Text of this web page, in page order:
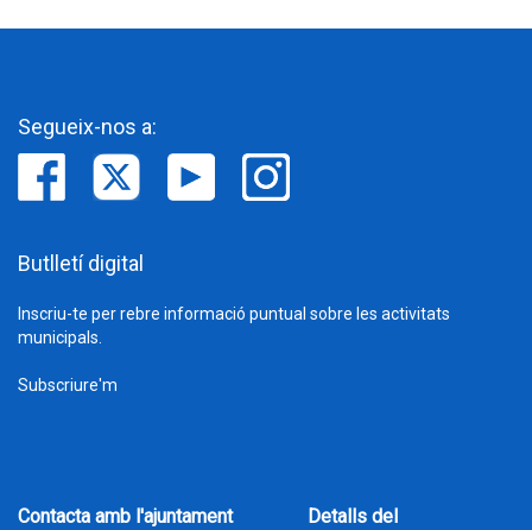
Segueix-nos a:
Butlletí digital
Inscriu-te per rebre informació puntual sobre les activitats
municipals.
Subscriure'm
Contacta amb l'ajuntament
Detalls del